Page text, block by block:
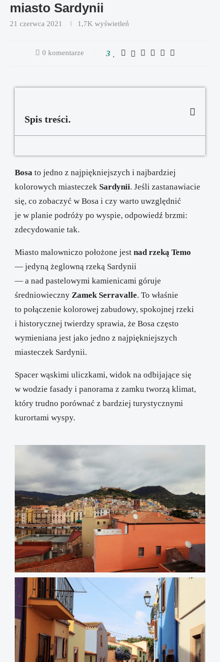
miasto Sardynii
21 czerwca 2021 1,7K wyświetleń
0 komentarze 3
Spis treści.
Bosa to jedno z najpiękniejszych i najbardziej
kolorowych miasteczek Sardynii. Jeśli zastanawiacie
się, co zobaczyć w Bosa i czy warto uwzględnić
je w planie podróży po wyspie, odpowiedź brzmi:
zdecydowanie tak.
Miasto malowniczo położone jest nad rzeką Temo
— jedyną żeglowną rzeką Sardynii
— a nad pastelowymi kamienicami góruje
średniowieczny Zamek Serravalle. To właśnie
to połączenie kolorowej zabudowy, spokojnej rzeki
i historycznej twierdzy sprawia, że Bosa często
wymieniana jest jako jedno z najpiękniejszych
miasteczek Sardynii.
Spacer wąskimi uliczkami, widok na odbijające się
w wodzie fasady i panorama z zamku tworzą klimat,
który trudno porównać z bardziej turystycznymi
kurortami wyspy.